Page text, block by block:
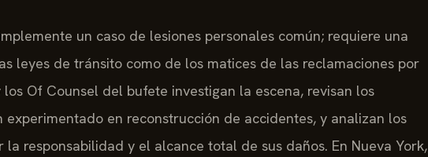
un caso de lesiones personales común; requiere una
leyes de tránsito como de los matices de las reclamaciones por
los Of Counsel del bufete investigan la escena, revisan los
en reconstrucción de accidentes, y analizan los
responsabilidad y el alcance total de sus daños. En Nueva York,